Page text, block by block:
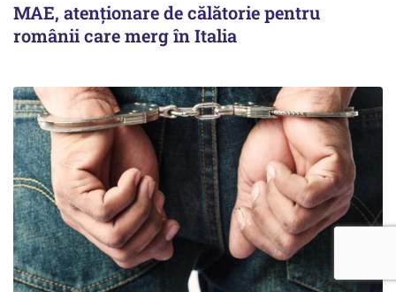
MAE, atenționare de călătorie pentru
românii care merg în Italia